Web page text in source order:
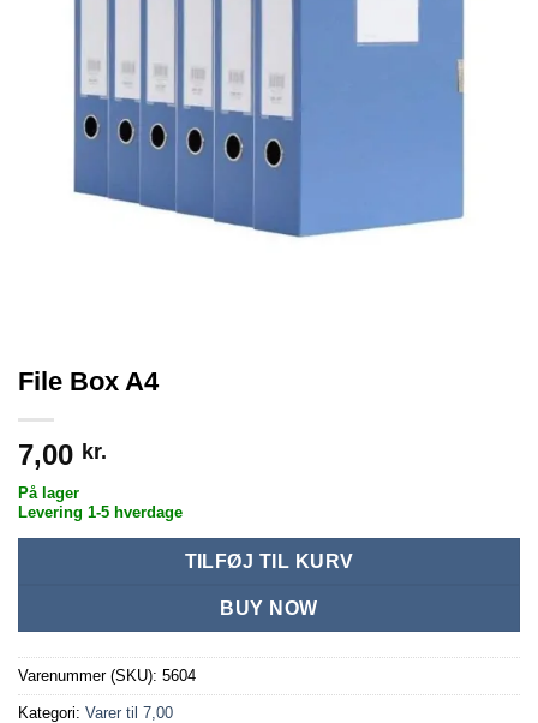
File Box A4
7,00 kr.
På lager
Levering 1-5 hverdage
TILFØJ TIL KURV
BUY NOW
Varenummer (SKU): 5604
Kategori: Varer til 7,00